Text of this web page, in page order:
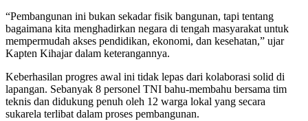
“Pembangunan ini bukan sekadar fisik bangunan, tapi tentang
bagaimana kita menghadirkan negara di tengah masyarakat untuk
mempermudah akses pendidikan, ekonomi, dan kesehatan,” ujar
Kapten Kihajar dalam keterangannya.
Keberhasilan progres awal ini tidak lepas dari kolaborasi solid di
lapangan. Sebanyak 8 personel TNI bahu-membahu bersama tim
teknis dan didukung penuh oleh 12 warga lokal yang secara
sukarela terlibat dalam proses pembangunan.